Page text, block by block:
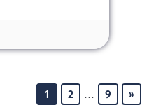
1 2 … 9 »